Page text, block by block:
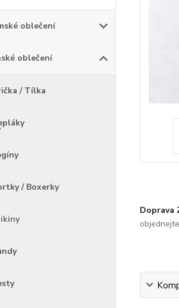
oblečení
oblečení
/ Tílka
/ Boxerky
Doprava